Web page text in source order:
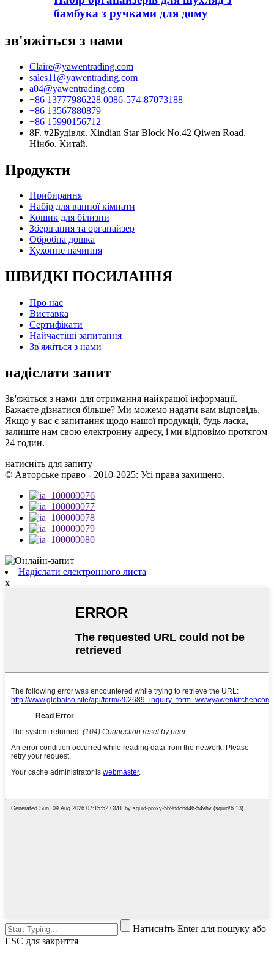
бамбука з ручками для дому
зв'яжіться з нами
Claire@yawentrading.com
sales11@yawentrading.com
a04@yawentrading.com
+86 13777986228 0086-574-87073188
+86 13567880879
+86 15990156712
8F. #2Будівля. Xindian Star Block No.42 Qiwen Road.
Нінбо. Китай.
Продукти
Прибирання
Набір для ванної кімнати
Кошик для білизни
Зберігання та органайзер
Обробна дошка
Кухонне начиння
ШВИДКІ ПОСИЛАННЯ
Про нас
Виставка
Сертифікати
Найчастіші запитання
Зв'яжіться з нами
надіслати запит
Зв'яжіться з нами для отримання найкращої інформації.
Бажаєте дізнатися більше? Ми можемо надати вам відповідь.
Якщо у вас є запитання щодо нашої продукції, будь ласка,
залиште нам свою електронну адресу, і ми відповімо протягом
24 годин.
натисніть для запиту
© Авторське право - 2010-2025: Усі права захищено.
Надіслати електронного листа
x
Натисніть Enter для пошуку або
ESC для закриття